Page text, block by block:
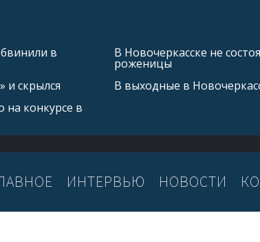
в
и скрылся
на конкурсе в
В Новочеркасске не
роженицы
В выходные в
ИНТЕРВЬЮ НОВОСТИ